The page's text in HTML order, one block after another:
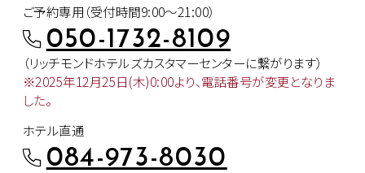
ご予約専用（受付時間9:00～21:00）
050-1732-8109
（リッチモンドホテルズカスタマーセンターに繋がります）
※2025年12月25日(木)0:00より、電話番号が変更となりま
した。
ホテル直通
084-973-8030